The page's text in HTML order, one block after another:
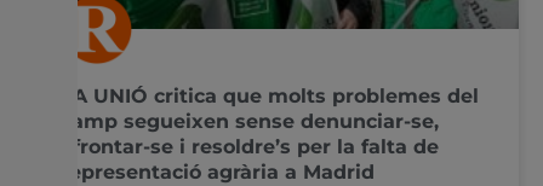
LA UNIÓ critica que molts problemes del
camp segueixen sense denunciar-se,
afrontar-se i resoldre’s per la falta de
representació agrària a Madrid